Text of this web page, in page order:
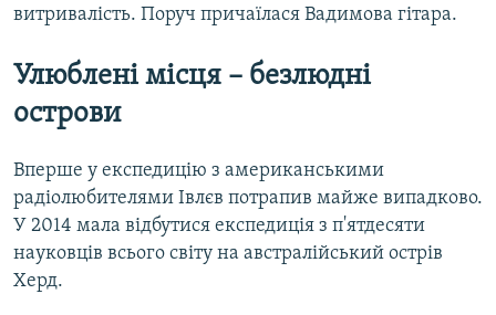
витривалість. Поруч причаїлася Вадимова гітара.
Улюблені місця – безлюдні
острови
Вперше у експедицію з американськими
радіолюбителями Івлєв потрапив майже випадково.
У 2014 мала відбутися експедиція з п'ятдесяти
науковців всього світу на австралійський острів
Херд.